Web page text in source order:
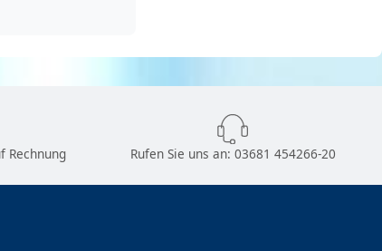
Rechnung Rufen Sie uns an: 03681 454266-20